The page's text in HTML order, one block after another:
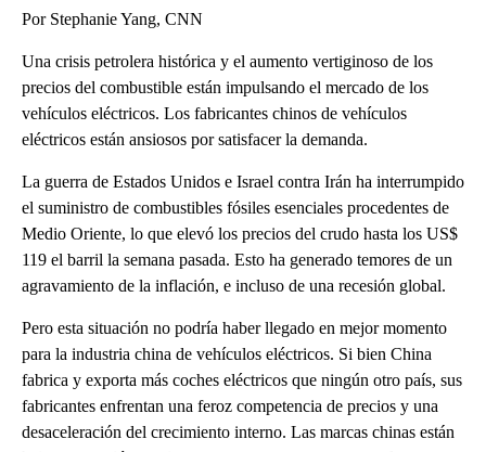
Por Stephanie Yang, CNN
Una crisis petrolera histórica y el aumento vertiginoso de los
precios del combustible están impulsando el mercado de los
vehículos eléctricos. Los fabricantes chinos de vehículos
eléctricos están ansiosos por satisfacer la demanda.
La guerra de Estados Unidos e Israel contra Irán ha interrumpido
el suministro de combustibles fósiles esenciales procedentes de
Medio Oriente, lo que elevó los precios del crudo hasta los US$
119 el barril la semana pasada. Esto ha generado temores de un
agravamiento de la inflación, e incluso de una recesión global.
Pero esta situación no podría haber llegado en mejor momento
para la industria china de vehículos eléctricos. Si bien China
fabrica y exporta más coches eléctricos que ningún otro país, sus
fabricantes enfrentan una feroz competencia de precios y una
desaceleración del crecimiento interno. Las marcas chinas están